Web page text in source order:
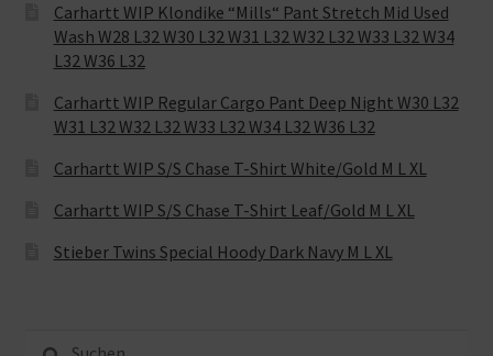
Carhartt WIP Klondike “Mills“ Pant Stretch Mid Used
Wash W28 L32 W30 L32 W31 L32 W32 L32 W33 L32 W34
L32 W36 L32
Carhartt WIP Regular Cargo Pant Deep Night W30 L32
W31 L32 W32 L32 W33 L32 W34 L32 W36 L32
Carhartt WIP S/S Chase T-Shirt White/Gold M L XL
Carhartt WIP S/S Chase T-Shirt Leaf/Gold M L XL
Stieber Twins Special Hoody Dark Navy M L XL